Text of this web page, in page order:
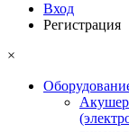
Вход
Регистрация
×